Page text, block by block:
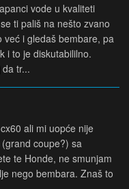
vode u kvaliteti
ti pališ na nešto zvano
i gledaš bembare, pa
i to je diskutabililno.
tr...
ali mi uopće nije
coupe?) sa
te Honde, ne smunjam
nego bembara. Znaš to